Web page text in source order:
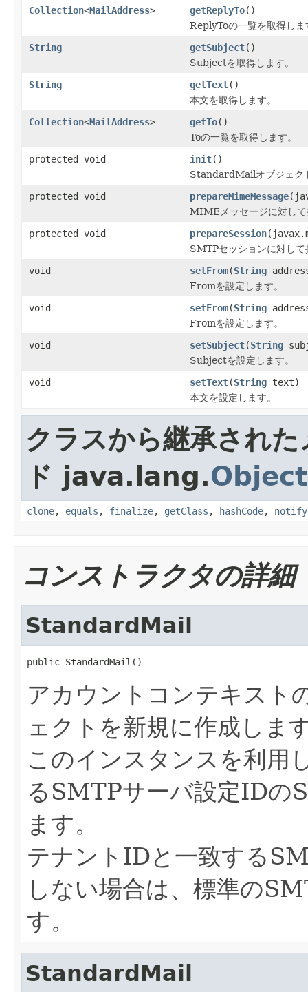
Collection<MailAddress> getReplyTo()
ReplyToの一覧を取得しま
String
getSubject()
Subjectを取得します。
String
getText()
本文を取得します。
Collection<MailAddress> getTo()
Toの一覧を取得します。
protected void
init()
StandardMailオブジェク
protected void
prepareMimeMessage
MIMEメッセージに対し
protected void
prepareSession
SMTPセッションに対し
void
setFrom(String
Fromを設定します。
void
setFrom(String
Fromを設定します。
void
setSubject(String
Subjectを設定します。
void
setText(String text)
本文を設定します。
クラスから継承された
ド java.lang.Object
clone, equals , finalize, getClass , hashCode, notify
コンストラクタの詳細
StandardMail
public StandardMail()
アカウントコンテキスト
ェクトを新規に作成しま
このインスタンスを利用
るSMTPサーバ設定IDの
ます。
テナントIDと一致する
しない場合は、標準の
す。
StandardMail